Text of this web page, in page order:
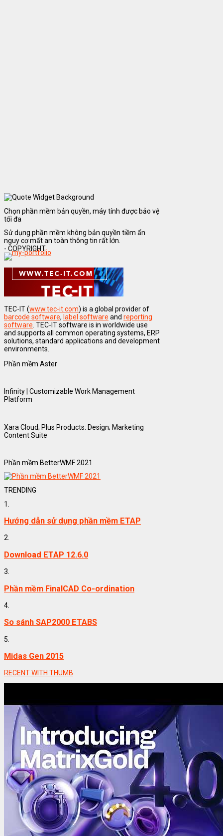
Chọn phần mềm bản quyền, máy tính được bảo vệ
tối đa
Sử dụng phần mềm không bản quyền tiềm ẩn
nguy cơ mất an toàn thông tin rất lớn.
- COPYRIGHT
TEC-IT (www.tec-it.com) is a global provider of
barcode software, label software and reporting
software . TEC-IT software is in worldwide use
and supports all common operating systems, ERP
solutions, standard applications and development
environments.
Phần mềm Aster
Infinity | Customizable Work Management
Platform
Xara Cloud; Plus Products: Design; Marketing
Content Suite
Phần mềm BetterWMF 2021
TRENDING
1.
Hướng dẫn sử dụng phần mềm ETAP
2.
Download ETAP 12.6.0
3.
Phần mềm FinalCAD Co-ordination
4.
So sánh SAP2000 ETABS
5.
Midas Gen 2015
RECENT WITH THUMB